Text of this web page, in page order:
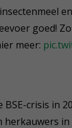
goed!
meer:
crisis in